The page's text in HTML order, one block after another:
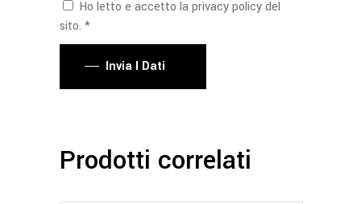
Ho letto e accetto la privacy policy del
sito. *
Invia I Dati
Prodotti correlati